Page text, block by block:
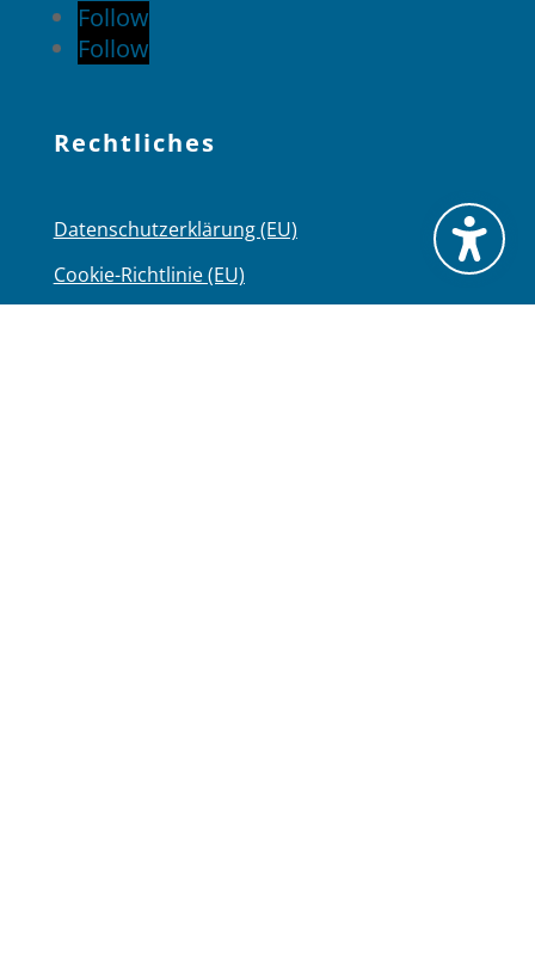
Follow
Follow
Rechtliches
Datenschutzerklärung (EU)
Cookie-Richtlinie (EU)